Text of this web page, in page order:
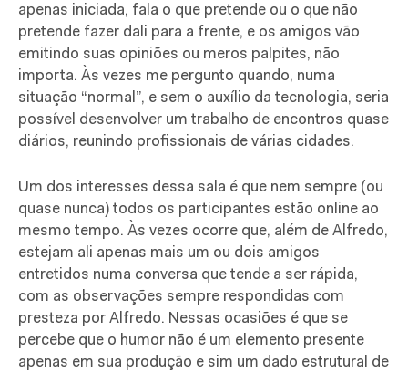
apenas iniciada, fala o que pretende ou o que não
pretende fazer dali para a frente, e os amigos vão
emitindo suas opiniões ou meros palpites, não
importa. Às vezes me pergunto quando, numa
situação “normal”, e sem o auxílio da tecnologia, seria
possível desenvolver um trabalho de encontros quase
diários, reunindo profissionais de várias cidades.
Um dos interesses dessa sala é que nem sempre (ou
quase nunca) todos os participantes estão online ao
mesmo tempo. Às vezes ocorre que, além de Alfredo,
estejam ali apenas mais um ou dois amigos
entretidos numa conversa que tende a ser rápida,
com as observações sempre respondidas com
presteza por Alfredo. Nessas ocasiões é que se
percebe que o humor não é um elemento presente
apenas em sua produção e sim um dado estrutural de